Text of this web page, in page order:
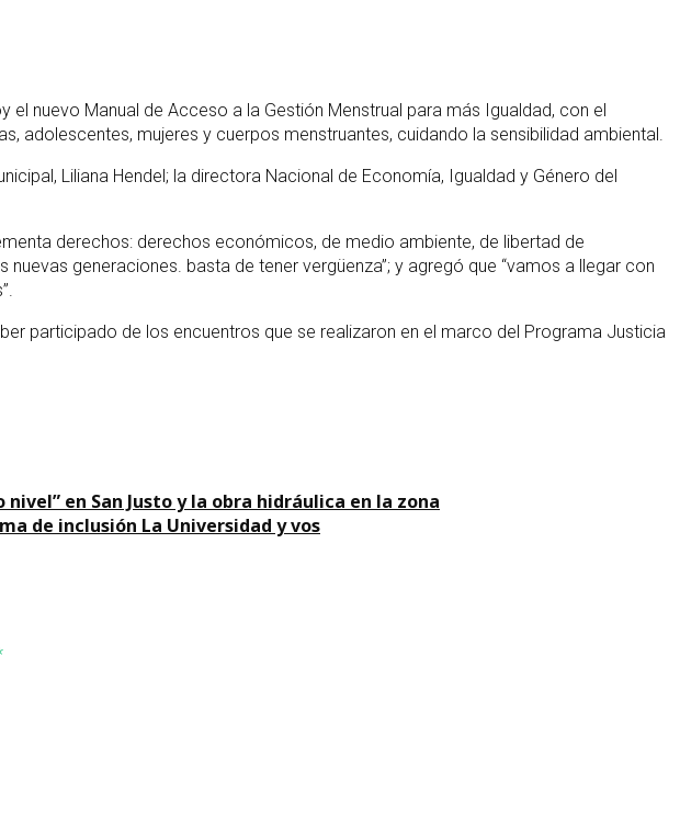
nuevo Manual de Acceso a la Gestión Menstrual para más Igualdad, con el
adolescentes, mujeres y cuerpos menstruantes, cuidando la sensibilidad ambiental.
Liliana Hendel; la directora Nacional de Economía, Igualdad y Género del
derechos: derechos económicos, de medio ambiente, de libertad de
generaciones. basta de tener vergüenza”; y agregó que “vamos a llegar con
participado de los encuentros que se realizaron en el marco del Programa Justicia
en San Justo y la obra hidráulica en la zona
de inclusión La Universidad y vos